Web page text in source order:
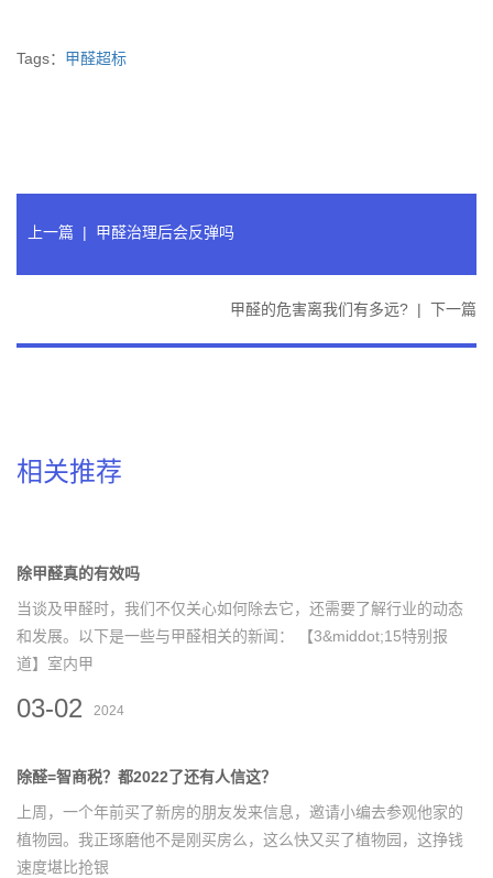
Tags： 甲醛超标
上一篇 | 甲醛治理后会反弹吗
甲醛的危害离我们有多远? | 下一篇
相关推荐
除甲醛真的有效吗
当谈及甲醛时，我们不仅关心如何除去它，还需要了解行业的动态
和发展。以下是一些与甲醛相关的新闻： 【3&middot;15特别报
道】室内甲
03-02 2024
除醛=智商税？都2022了还有人信这？
上周，一个年前买了新房的朋友发来信息，邀请小编去参观他家的
植物园。我正琢磨他不是刚买房么，这么快又买了植物园，这挣钱
速度堪比抢银